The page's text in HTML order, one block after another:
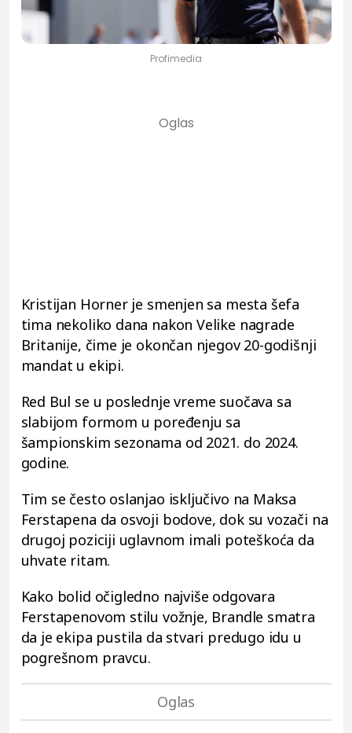
Profimedia
Kristijan Horner je smenjen sa mesta šefa
tima nekoliko dana nakon Velike nagrade
Britanije, čime je okončan njegov 20-godišnji
mandat u ekipi.
Red Bul se u poslednje vreme suočava sa
slabijom formom u poređenju sa
šampionskim sezonama od 2021. do 2024.
godine.
Tim se često oslanjao isključivo na Maksa
Ferstapena da osvoji bodove, dok su vozači na
drugoj poziciji uglavnom imali poteškoća da
uhvate ritam.
Kako bolid očigledno najviše odgovara
Ferstapenovom stilu vožnje, Brandle smatra
da je ekipa pustila da stvari predugo idu u
pogrešnom pravcu.